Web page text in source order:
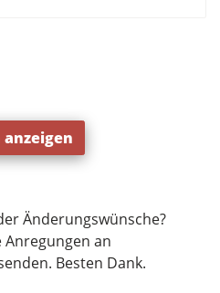
Änderungswünsche?
Anregungen an
Besten Dank.